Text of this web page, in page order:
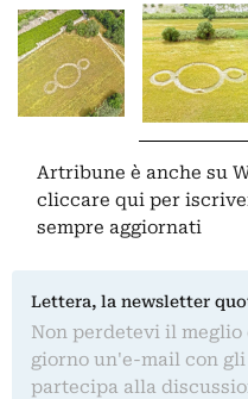
Artribune è anche su
cliccare qui per
sempre aggiornati
Lettera, la newsletter
Non perdetevi il
giorno un'e-mail con
partecipa alla